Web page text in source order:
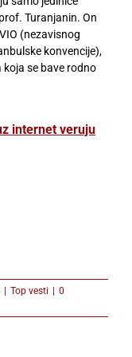
Turanjanin. On
(nezavisnog
konvencije),
se bave rodno
internet veruju
Top vesti
0